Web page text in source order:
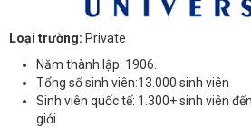
Loại trường: Private
Năm thành lập: 1906.
Tổng số sinh viên:13.000 sinh viên
Sinh viên quốc tế: 1.300+ sinh viên
giới.